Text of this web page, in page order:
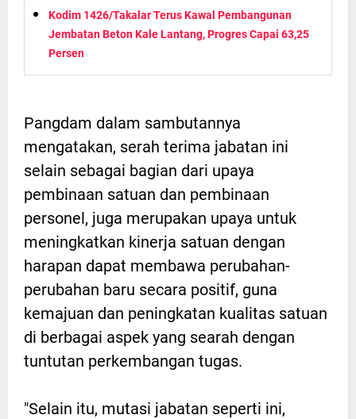
Kodim 1426/Takalar Terus Kawal Pembangunan
Jembatan Beton Kale Lantang, Progres Capai 63,25
Persen
Pangdam dalam sambutannya
mengatakan, serah terima jabatan ini
selain sebagai bagian dari upaya
pembinaan satuan dan pembinaan
personel, juga merupakan upaya untuk
meningkatkan kinerja satuan dengan
harapan dapat membawa perubahan-
perubahan baru secara positif, guna
kemajuan dan peningkatan kualitas satuan
di berbagai aspek yang searah dengan
tuntutan perkembangan tugas.
"Selain itu, mutasi jabatan seperti ini,